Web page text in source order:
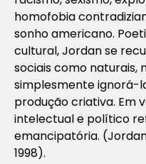
homofobia
sonho americano.
cultural, Jordan se
sociais como naturais,
simplesmente ignorá-
produção criativa. Em
intelectual e político
emancipatória.
1998).